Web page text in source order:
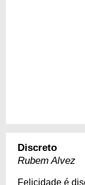
Discreto
Rubem Alvez
Felicidade é